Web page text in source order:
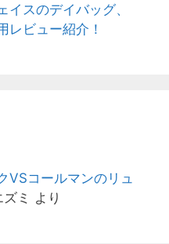
スのデイバッグ、
レビュー紹介！
VSコールマンのリュ
ズミ より